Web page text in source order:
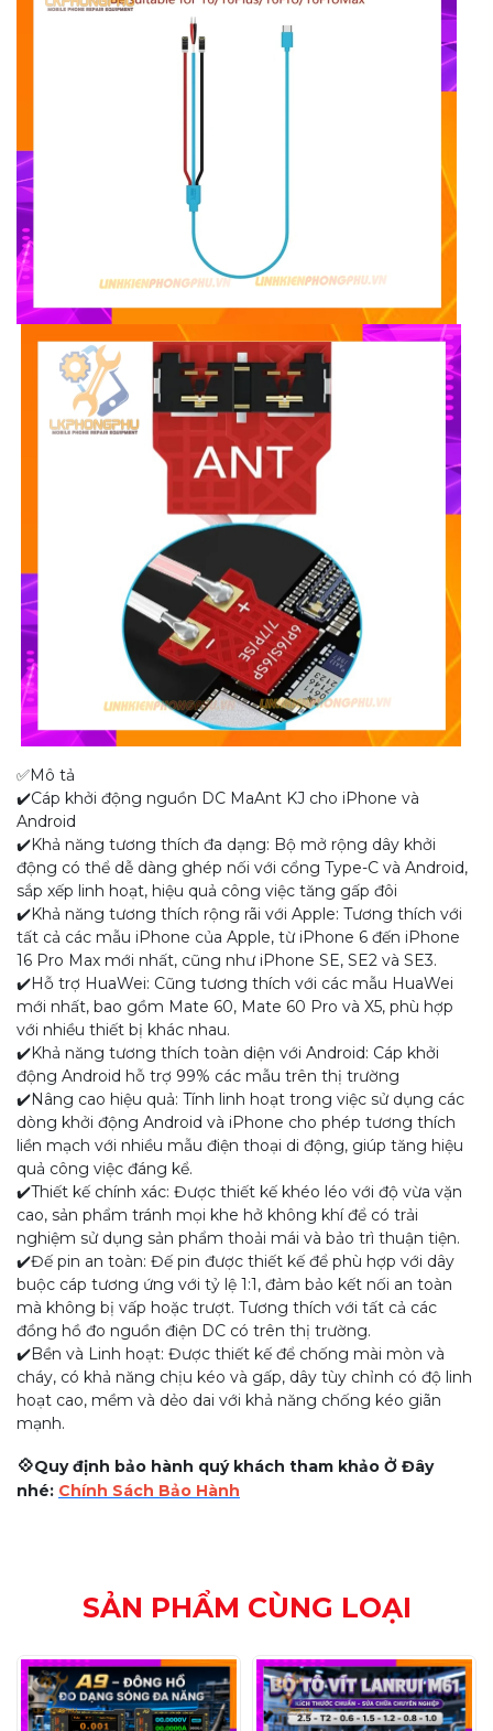
✅Mô tả
✔️Cáp khởi động nguồn DC MaAnt KJ cho iPhone và
Android
✔️Khả năng tương thích đa dạng: Bộ mở rộng dây khởi
động có thể dễ dàng ghép nối với cổng Type-C và Android,
sắp xếp linh hoạt, hiệu quả công việc tăng gấp đôi
✔️Khả năng tương thích rộng rãi với Apple: Tương thích với
tất cả các mẫu iPhone của Apple, từ iPhone 6 đến iPhone
16 Pro Max mới nhất, cũng như iPhone SE, SE2 và SE3.
✔️Hỗ trợ HuaWei: Cũng tương thích với các mẫu HuaWei
mới nhất, bao gồm Mate 60, Mate 60 Pro và X5, phù hợp
với nhiều thiết bị khác nhau.
✔️Khả năng tương thích toàn diện với Android: Cáp khởi
động Android hỗ trợ 99% các mẫu trên thị trường
✔️Nâng cao hiệu quả: Tính linh hoạt trong việc sử dụng các
dòng khởi động Android và iPhone cho phép tương thích
liền mạch với nhiều mẫu điện thoại di động, giúp tăng hiệu
quả công việc đáng kể.
✔️Thiết kế chính xác: Được thiết kế khéo léo với độ vừa vặn
cao, sản phẩm tránh mọi khe hở không khí để có trải
nghiệm sử dụng sản phẩm thoải mái và bảo trì thuận tiện.
✔️Đế pin an toàn: Đế pin được thiết kế để phù hợp với dây
buộc cáp tương ứng với tỷ lệ 1:1, đảm bảo kết nối an toàn
mà không bị vấp hoặc trượt. Tương thích với tất cả các
đồng hồ đo nguồn điện DC có trên thị trường.
✔️Bền và Linh hoạt: Được thiết kế để chống mài mòn và
cháy, có khả năng chịu kéo và gấp, dây tùy chỉnh có độ linh
hoạt cao, mềm và dẻo dai với khả năng chống kéo giãn
mạnh.
💠Quy định bảo hành quý khách tham khảo Ở Đây
nhé: Chính Sách Bảo Hành
SẢN PHẨM CÙNG LOẠI